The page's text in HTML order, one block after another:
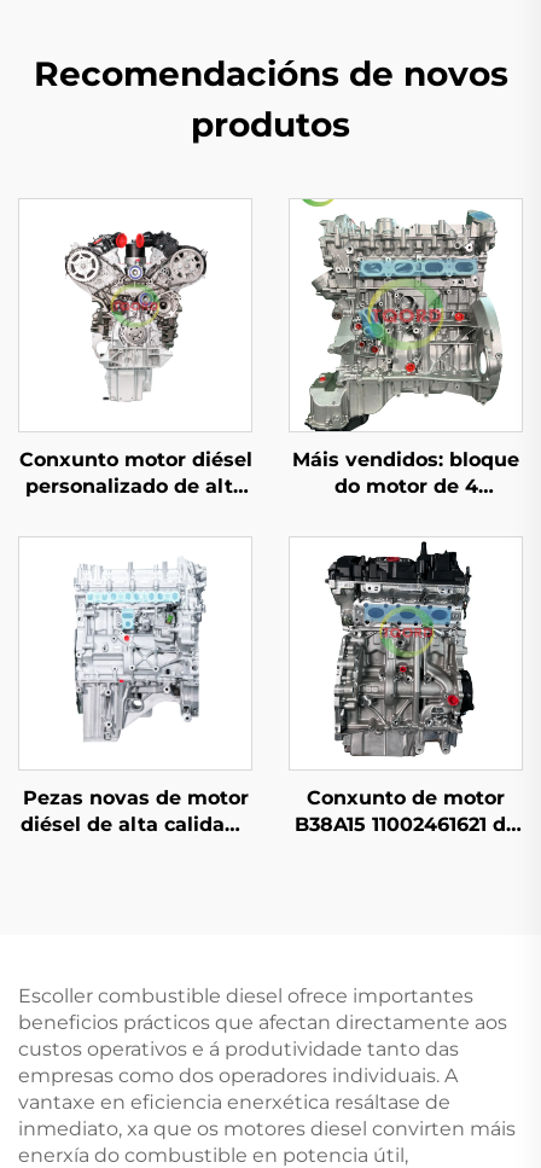
Recomendacións de novos
produtos
Conxunto motor diésel
personalizado de alta
para Land Rover
Discovery modelo
antigo (2005–2009)
Máis vendidos: bloque
do motor de 4
reacondicionado,
conforme estándar
OEM, con
desprazamento de
2,0T e potencia
adecuada, para
Mercedes-Benz C200,
C300 e E300
Pezas novas de motor
diésel de alta calidade
Conxunto de motor
B38A15 11002461621 de
318i e 320i
Escoller combustible diesel ofrece importantes
beneficios prácticos que afectan directamente aos
custos operativos e á produtividade tanto das
empresas como dos operadores individuais. A
vantaxe en eficiencia enerxética resáltase de
inmediato, xa que os motores diesel convirten máis
enerxía do combustible en potencia útil,